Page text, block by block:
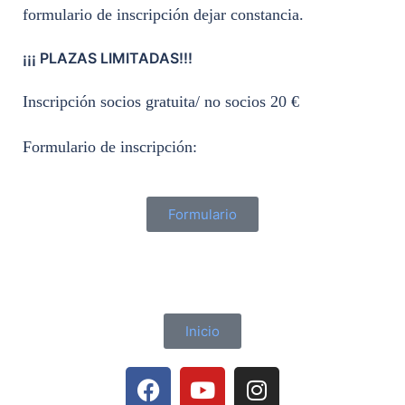
formulario de inscripción dejar constancia.
¡¡¡ PLAZAS LIMITADAS!!!
Inscripción socios gratuita/ no socios 20 €
Formulario de inscripción:
Formulario
Inicio